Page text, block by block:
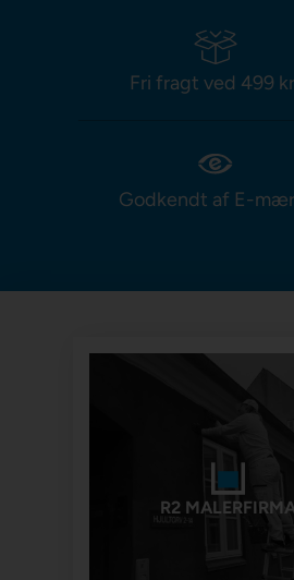
Fri fragt ved 499
Godkendt af E-
R2